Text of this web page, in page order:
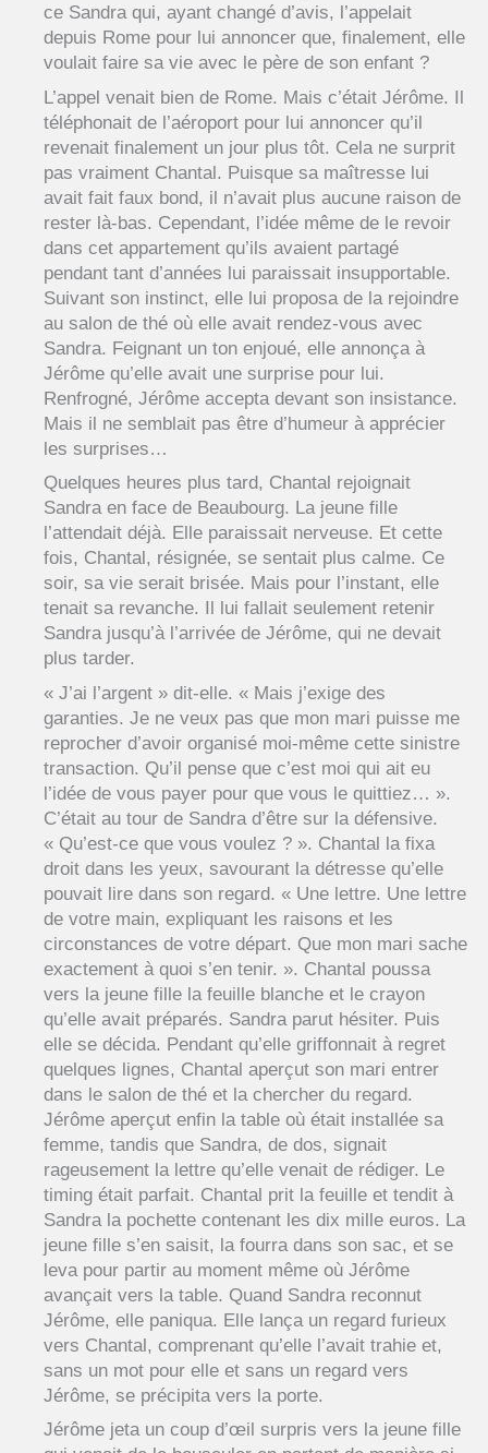
ce Sandra qui, ayant changé d’avis, l’appelait
depuis Rome pour lui annoncer que, finalement, elle
voulait faire sa vie avec le père de son enfant ?
L’appel venait bien de Rome. Mais c’était Jérôme. Il
téléphonait de l’aéroport pour lui annoncer qu’il
revenait finalement un jour plus tôt. Cela ne surprit
pas vraiment Chantal. Puisque sa maîtresse lui
avait fait faux bond, il n’avait plus aucune raison de
rester là-bas. Cependant, l’idée même de le revoir
dans cet appartement qu’ils avaient partagé
pendant tant d’années lui paraissait insupportable.
Suivant son instinct, elle lui proposa de la rejoindre
au salon de thé où elle avait rendez-vous avec
Sandra. Feignant un ton enjoué, elle annonça à
Jérôme qu’elle avait une surprise pour lui.
Renfrogné, Jérôme accepta devant son insistance.
Mais il ne semblait pas être d’humeur à apprécier
les surprises…
Quelques heures plus tard, Chantal rejoignait
Sandra en face de Beaubourg. La jeune fille
l’attendait déjà. Elle paraissait nerveuse. Et cette
fois, Chantal, résignée, se sentait plus calme. Ce
soir, sa vie serait brisée. Mais pour l’instant, elle
tenait sa revanche. Il lui fallait seulement retenir
Sandra jusqu’à l’arrivée de Jérôme, qui ne devait
plus tarder.
« J’ai l’argent » dit-elle. « Mais j’exige des
garanties. Je ne veux pas que mon mari puisse me
reprocher d’avoir organisé moi-même cette sinistre
transaction. Qu’il pense que c’est moi qui ait eu
l’idée de vous payer pour que vous le quittiez… ».
C’était au tour de Sandra d’être sur la défensive.
« Qu’est-ce que vous voulez ? ». Chantal la fixa
droit dans les yeux, savourant la détresse qu’elle
pouvait lire dans son regard. « Une lettre. Une lettre
de votre main, expliquant les raisons et les
circonstances de votre départ. Que mon mari sache
exactement à quoi s’en tenir. ». Chantal poussa
vers la jeune fille la feuille blanche et le crayon
qu’elle avait préparés. Sandra parut hésiter. Puis
elle se décida. Pendant qu’elle griffonnait à regret
quelques lignes, Chantal aperçut son mari entrer
dans le salon de thé et la chercher du regard.
Jérôme aperçut enfin la table où était installée sa
femme, tandis que Sandra, de dos, signait
rageusement la lettre qu’elle venait de rédiger. Le
timing était parfait. Chantal prit la feuille et tendit à
Sandra la pochette contenant les dix mille euros. La
jeune fille s’en saisit, la fourra dans son sac, et se
leva pour partir au moment même où Jérôme
avançait vers la table. Quand Sandra reconnut
Jérôme, elle paniqua. Elle lança un regard furieux
vers Chantal, comprenant qu’elle l’avait trahie et,
sans un mot pour elle et sans un regard vers
Jérôme, se précipita vers la porte.
Jérôme jeta un coup d’œil surpris vers la jeune fille